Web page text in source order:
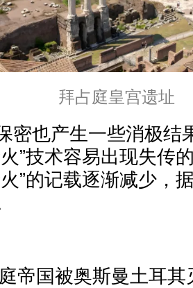
拜占庭皇宫遗址
密也产生一些消极结
”技术容易出现失传
”的记载逐渐减少，
帝国被奥斯曼土耳其